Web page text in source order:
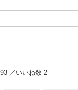
／いいね数 2